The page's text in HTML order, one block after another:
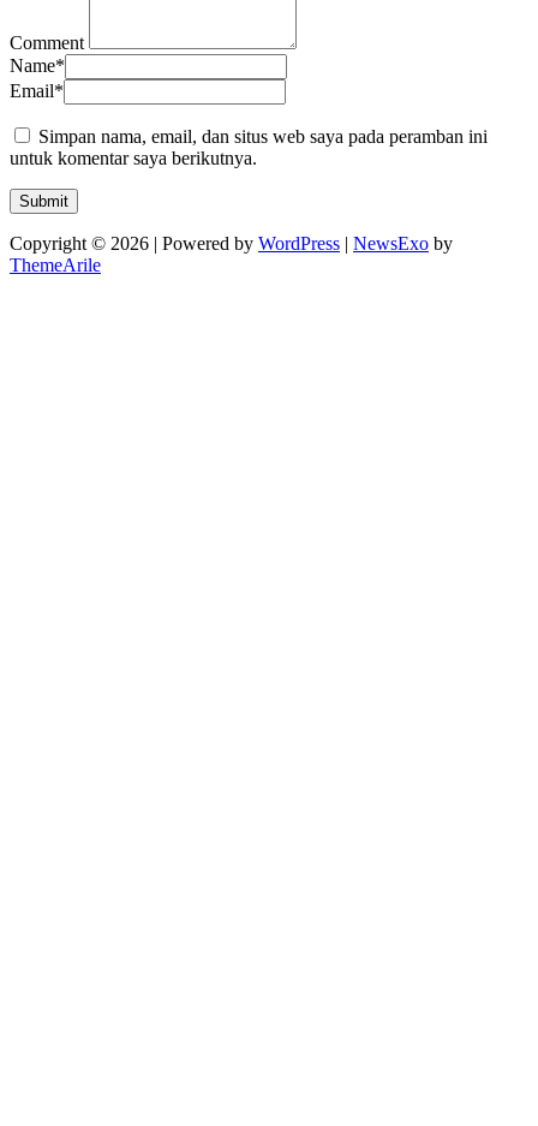
Comment
Name*
Email*
Simpan nama, email, dan situs web saya pada peramban ini
untuk komentar saya berikutnya.
Copyright © 2026 | Powered by WordPress | NewsExo by
ThemeArile